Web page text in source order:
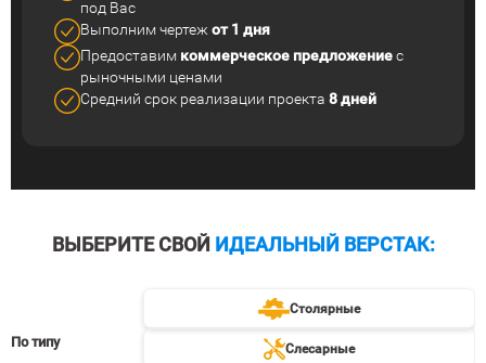
под Вас
Выполним чертежот 1 дня
Предоставим коммерческое предложениес
рыночными ценами
Средний срок реализации проекта 8 дней
ВЫБЕРИТЕ СВОЙ ИДЕАЛЬНЫЙ ВЕРСТАК:
По типу
Столярные
Слесарные